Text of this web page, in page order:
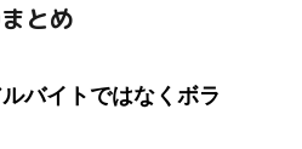
とめ
バイトではなくボラ